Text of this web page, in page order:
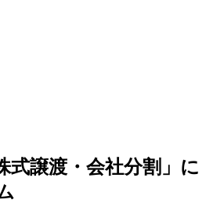
式譲渡・会社分割」に